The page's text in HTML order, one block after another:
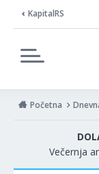
KapitalRS
Početna
Večernja